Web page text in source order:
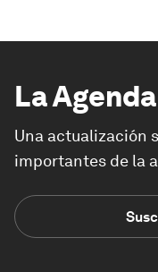
La Agenda
Una actualización
importantes de la